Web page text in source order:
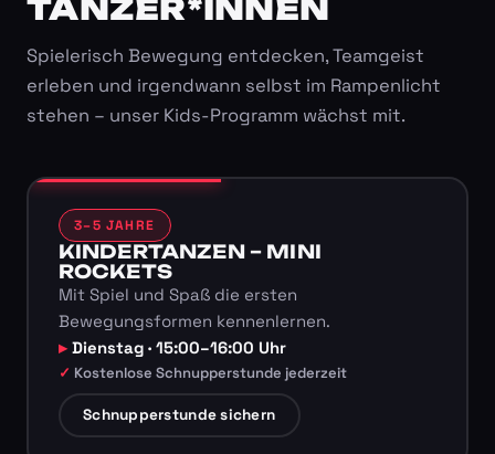
ÄNZER*INNEN
Spielerisch Bewegung entdecken, Teamgeist
erleben und irgendwann selbst im Rampenlicht
stehen – unser Kids-Programm wächst mit.
3–5 JAHRE
KINDERTANZEN – MINI
ROCKETS
Mit Spiel und Spaß die ersten
Bewegungsformen kennenlernen.
Dienstag · 15:00–16:00 Uhr
Kostenlose Schnupperstunde jederzeit
Schnupperstunde sichern